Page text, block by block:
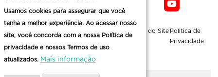
Mapa do Site Politica de
Privacidade
Usamos cookies para assegurar que você
tenha a melhor experiência. Ao acessar nosso
site, você concorda com a nossa Política de
privacidade e nossos Termos de uso
atualizados. Mais informação